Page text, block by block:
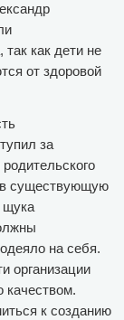
как дети не
от здоровой
за
в существующую
щука
на себя.
организации
качеством.
к созданию